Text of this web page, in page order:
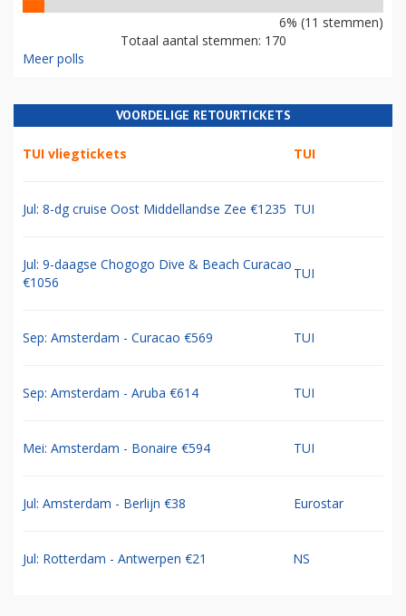
6% (11 stemmen)
Totaal aantal stemmen: 170
Meer polls
VOORDELIGE RETOURTICKETS
TUI vliegtickets TUI
Jul: 8-dg cruise Oost Middellandse Zee €1235 TUI
Jul: 9-daagse Chogogo Dive & Beach Curacao
€1056
TUI
Sep: Amsterdam - Curacao €569 TUI
Sep: Amsterdam - Aruba €614 TUI
Mei: Amsterdam - Bonaire €594 TUI
Jul: Amsterdam - Berlijn €38 Eurostar
Jul: Rotterdam - Antwerpen €21 NS